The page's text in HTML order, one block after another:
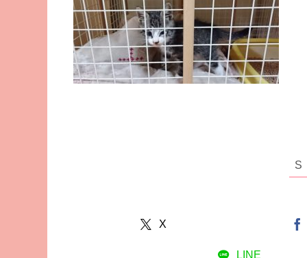
X
LINE